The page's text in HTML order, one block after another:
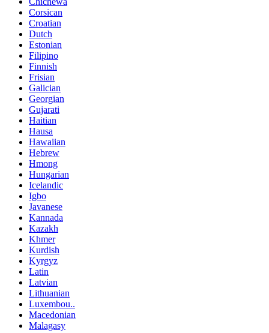
Corsican
Croatian
Dutch
Estonian
Filipino
Finnish
Frisian
Galician
Georgian
Gujarati
Haitian
Hausa
Hawaiian
Hebrew
Hmong
Hungarian
Icelandic
Igbo
Javanese
Kannada
Kazakh
Khmer
Kurdish
Kyrgyz
Latin
Latvian
Lithuanian
Luxembou..
Macedonian
Malagasy